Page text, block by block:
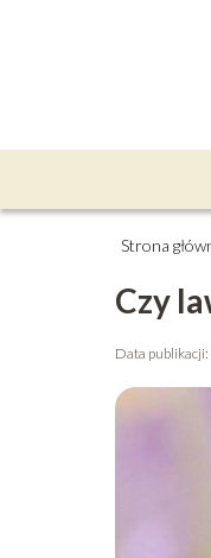
Strona
Czy
Data